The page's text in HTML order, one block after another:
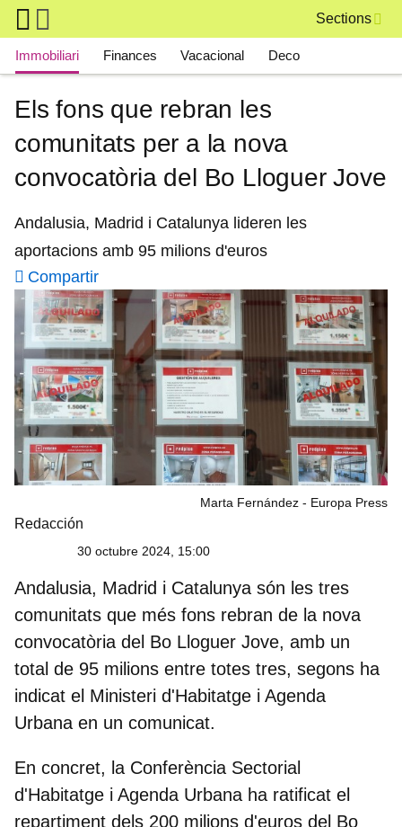
Skip to main content
Sections
Main navigation
Immobiliari Finances Vacacional Deco
Els fons que rebran les
comunitats per a la nova
convocatòria del Bo Lloguer Jove
Andalusia, Madrid i Catalunya lideren les
aportacions amb 95 milions d'euros
Compartir
Marta Fernández - Europa Press
Redacción
30 octubre 2024, 15:00
Andalusia, Madrid i Catalunya són les tres
comunitats que més fons rebran de la nova
convocatòria del Bo Lloguer Jove, amb un
total de 95 milions entre totes tres, segons ha
indicat el Ministeri d'Habitatge i Agenda
Urbana en un comunicat.
En concret, la Conferència Sectorial
d'Habitatge i Agenda Urbana ha ratificat el
repartiment dels 200 milions d'euros del Bo